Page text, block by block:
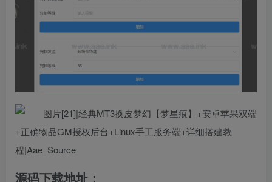
源码下载地址：